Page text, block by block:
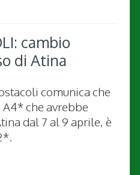
cambio
di Atina
comunica che
che avrebbe
dal 7 al 9 aprile, è